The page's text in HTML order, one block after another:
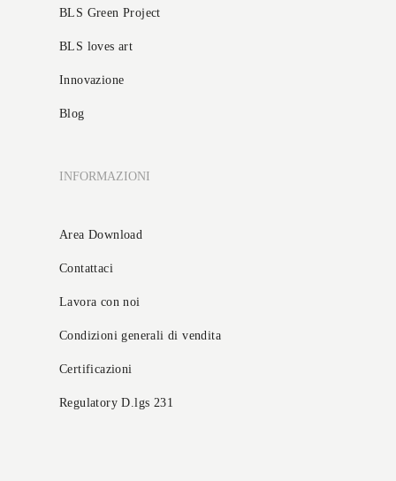
BLS Green Project
BLS loves art
Innovazione
Blog
INFORMAZIONI
Area Download
Contattaci
Lavora con noi
Condizioni generali di vendita
Certificazioni
Regulatory D.lgs 231